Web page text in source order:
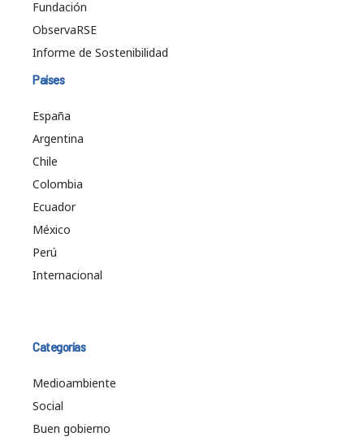
Fundación
ObservaRSE
Informe de Sostenibilidad
Países
España
Argentina
Chile
Colombia
Ecuador
México
Perú
Internacional
Categorías
Medioambiente
Social
Buen gobierno